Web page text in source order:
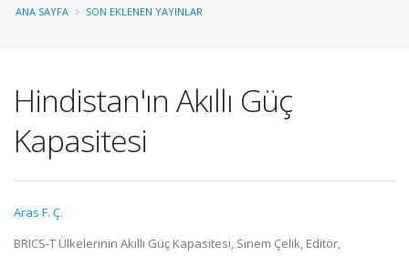
ANA SAYFA SON EKLENEN YAYINLAR
Hindistan'ın Akıllı Güç
Kapasitesi
Aras F. Ç.
BRICS-T Ülkelerinin Akıllı Güç Kapasitesi, Sinem Çelik, Editör,